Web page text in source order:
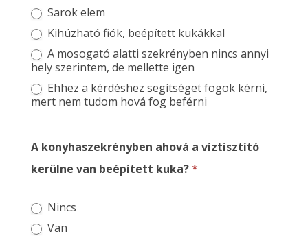
Sarok elem
Kihúzható fiók, beépített kukákkal
A mosogató alatti szekrényben nincs annyi
hely szerintem, de mellette igen
Ehhez a kérdéshez segítséget fogok kérni,
mert nem tudom hová fog beférni
A konyhaszekrényben ahová a víztisztító
kerülne van beépített kuka?*
Nincs
Van